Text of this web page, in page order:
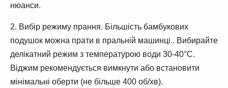
нюанси.
2. Вибір режиму прання. Більшість бамбукових
подушок можна прати в пральній машинці.. Вибирайте
делікатний режим з температурою води 30-40°C.
Віджим рекомендується вимкнути або встановити
мінімальні оберти (не більше 400 об/хв).